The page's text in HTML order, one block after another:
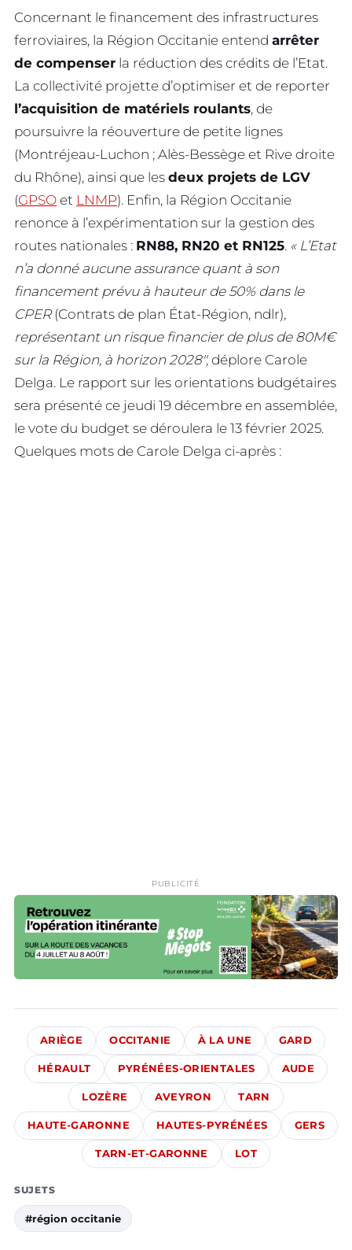
Concernant le financement des infrastructures
ferroviaires, la Région Occitanie entend arrêter
de compenser la réduction des crédits de l’Etat.
La collectivité projette d’optimiser et de reporter
l’acquisition de matériels roulants, de
poursuivre la réouverture de petite lignes
(Montréjeau-Luchon ; Alès-Bessège et Rive droite
du Rhône), ainsi que les deux projets de LGV
(GPSO et LNMP). Enfin, la Région Occitanie
renonce à l’expérimentation sur la gestion des
routes nationales : RN88, RN20 et RN125. « L’Etat
n’a donné aucune assurance quant à son
financement prévu à hauteur de 50% dans le
CPER (Contrats de plan État-Région, ndlr),
représentant un risque financier de plus de 80M€
sur la Région, à horizon 2028″, déplore Carole
Delga. Le rapport sur les orientations budgétaires
sera présenté ce jeudi 19 décembre en assemblée,
le vote du budget se déroulera le 13 février 2025.
Quelques mots de Carole Delga ci-après :
PUBLICITÉ
ARIÈGE OCCITANIE À LA UNE GARD
HÉRAULT PYRÉNÉES-ORIENTALES AUDE
LOZÈRE AVEYRON TARN
HAUTE-GARONNE HAUTES-PYRÉNÉES GERS
TARN-ET-GARONNE LOT
SUJETS
#région occitanie